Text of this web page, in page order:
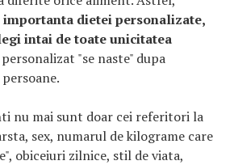
dietei personalizate,
intai de toate unicitatea
"se naste" dupa
nu mai sunt doar cei referitori la
sex, numarul de kilograme care
obiceiuri zilnice, stil de viata,